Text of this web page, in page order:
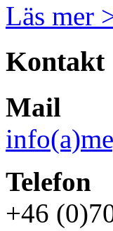
Läs mer
Kontakt
Mail
Telefon
+46